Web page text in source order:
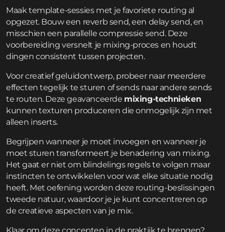
Maak template-sessies met je favoriete routing al
opgezet. Bouw een reverb send, een delay send, en
misschien een parallelle compressie send. Deze
voorbereiding versnelt je mixing-proces en houdt
dingen consistent tussen projecten.
Voor creatief geluidontwerp, probeer naar meerdere
effecten tegelijk te sturen of sends naar andere sends
te routen. Deze geavanceerde mixing-technieken
kunnen texturen produceren die onmogelijk zijn met
alleen inserts.
Begrijpen wanneer je moet invoegen en wanneer je
moet sturen transformeert je benadering van mixing.
Het gaat er niet om blindelings regels te volgen maar
instincten te ontwikkelen voor wat elke situatie nodig
heeft. Met oefening worden deze routing-beslissingen
tweede natuur, waardoor je je kunt concentreren op
de creatieve aspecten van je mix.